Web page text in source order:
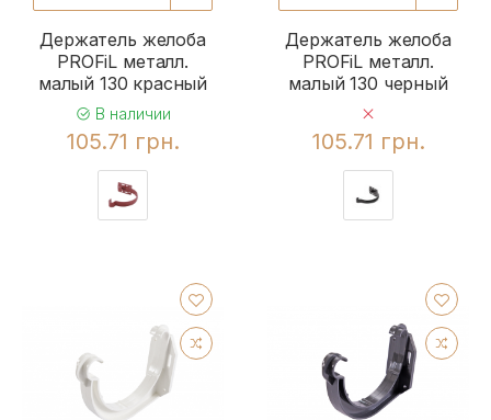
Держатель желоба
PROFiL металл.
малый 130 красный
В наличии
105.71 грн.
Держатель желоба
PROFiL металл.
малый 130 черный
105.71 грн.